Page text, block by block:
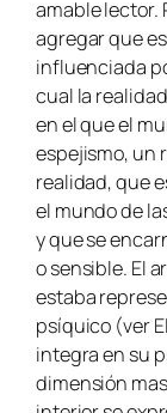
amable lector.
agregar que
influenciada
cual la
en el que el
espejismo, un
realidad, que
el mundo de
y que se
o sensible. El
estaba
psíquico (ver
integra en su
dimensión